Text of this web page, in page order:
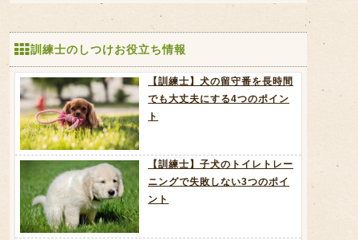
訓練士のしつけお役立ち情報
【訓練士】犬の留守番を長時間
でも大丈夫にする4つのポイン
ト
【訓練士】子犬のトイレトレー
ニングで失敗しない3つのポイ
ント